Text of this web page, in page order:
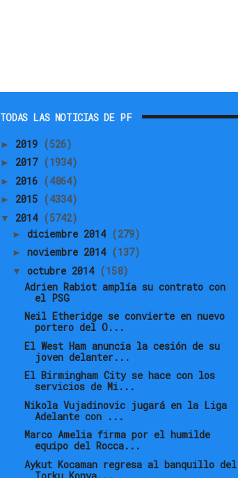
TODAS LAS NOTICIAS DE PF
► 2019 (526)
► 2017 (1934)
► 2016 (4864)
► 2015 (4334)
▼ 2014 (5742)
► diciembre 2014 (279)
► noviembre 2014 (137)
▼ octubre 2014 (158)
Adrien Rabiot amplía su contrato con
el PSG
Neil Etheridge se convierte en nuevo
portero del O...
El West Ham anuncia la cesión de su
joven delanter...
El Birmingham City se hace con los
servicios de Mi...
Nikola Vujadinovic jugará en la Liga
Adelante con ...
Marco Amelia firma por el humilde
equipo del Rocca...
Aykut Kocaman regresa al banquillo del
Torku Konya...